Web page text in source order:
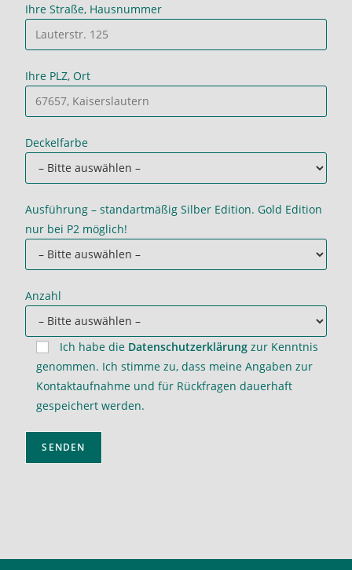
Ihre Straße, Hausnummer
Ihre PLZ, Ort
Deckelfarbe
Ausführung – standartmäßig Silber Edition. Gold Edition
nur bei P2 möglich!
Anzahl
Ich habe die Datenschutzerklärung zur Kenntnis
genommen. Ich stimme zu, dass meine Angaben zur
Kontaktaufnahme und für Rückfragen dauerhaft
gespeichert werden.